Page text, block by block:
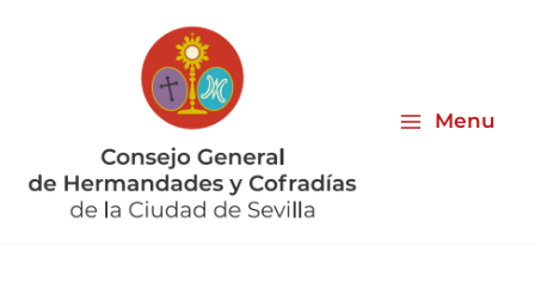
Menu